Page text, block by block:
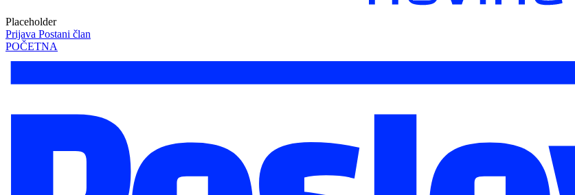
Placeholder
Prijava Postani član
POČETNA